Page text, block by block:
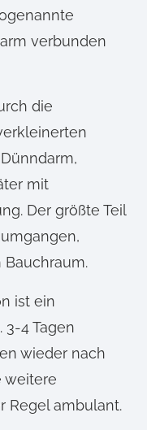
verbunden
die
mit
Der größte Teil
ist ein
4 Tagen
wieder nach
weitere
Regel ambulant.